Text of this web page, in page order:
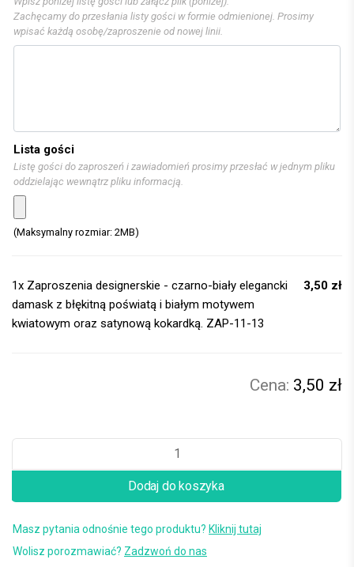
Zachęcamy do przesłania listy gości w formie odmienionej. Prosimy
wpisać każdą osobę/zaproszenie od nowej linii.
Lista gości
Listę gości do zaproszeń i zawiadomień prosimy przesłać w jednym pliku
oddzielając wewnątrz pliku informacją.
(Maksymalny rozmiar: 2MB)
1x Zaproszenia designerskie - czarno-biały elegancki
damask z błękitną poświatą i białym motywem
kwiatowym oraz satynową kokardką. ZAP-11-13
3,50 zł
3,50 zł
Dodaj do koszyka
Masz pytania odnośnie tego produktu? Kliknij tutaj
Wolisz porozmawiać? Zadzwoń do nas